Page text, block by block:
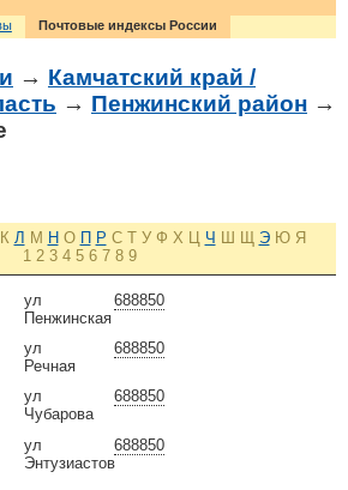
Почтовые индексы России
→ Камчатский край /
→ Пенжинский район →
К Л М Н О П Р С Т У Ф Х Ц Ч Ш Щ Э Ю Я
1 2 3 4 5 6 7 8 9
688850
ул
Пенжинская
688850
ул
Речная
688850
ул
Чубарова
688850
ул
Энтузиастов